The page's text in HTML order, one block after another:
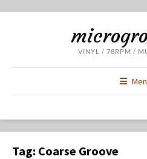
VINYL / 78RPM /
Tag: Coarse Groove